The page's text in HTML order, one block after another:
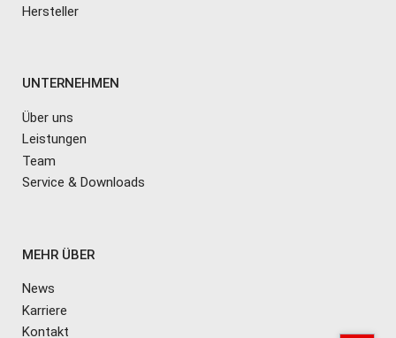
Hersteller
UNTERNEHMEN
Über uns
Leistungen
Team
Service & Downloads
MEHR ÜBER
News
Karriere
Kontakt